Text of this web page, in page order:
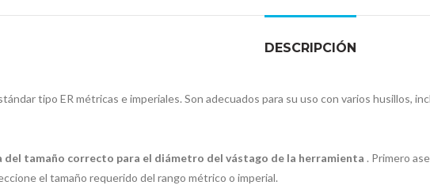
DESCRIPCIÓN
tipo ER métricas e imperiales. Son adecuados para su uso con varios husillos,
del tamaño correcto para el diámetro del vástago de la herramienta . Primero
el tamaño requerido del rango métrico o imperial.